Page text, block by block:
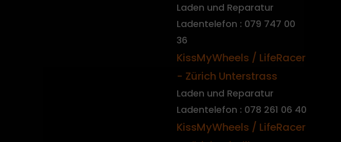
Laden und Reparatur
Ladentelefon : 079 747 00
36
KissMyWheels / LifeRacer
- Zürich Unterstrass
Laden und Reparatur
Ladentelefon : 078 261 06 40
KissMyWheels / LifeRacer